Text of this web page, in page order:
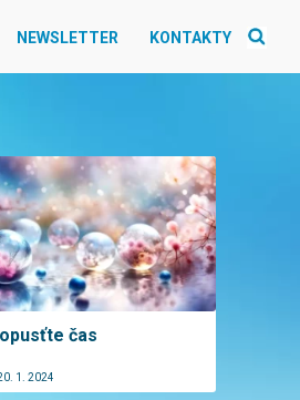
NEWSLETTER KONTAKTY
čas
1. 2024